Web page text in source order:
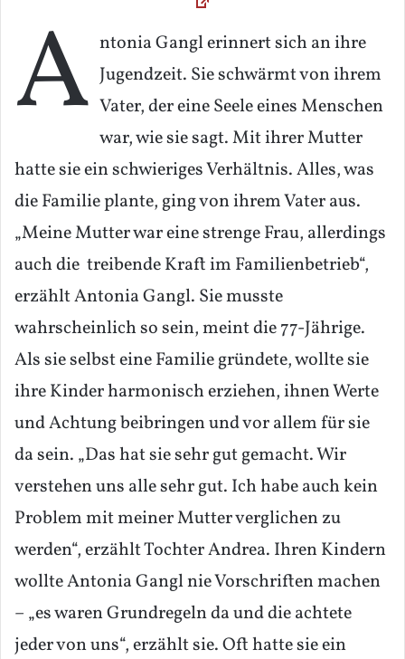
A ntonia Gangl erinnert sich an ihre
Jugendzeit. Sie schwärmt von ihrem
Vater, der eine Seele eines Menschen
war, wie sie sagt. Mit ihrer Mutter
hatte sie ein schwieriges Verhältnis. Alles, was
die Familie plante, ging von ihrem Vater aus.
„Meine Mutter war eine strenge Frau, allerdings
auch die treibende Kraft im Familienbetrieb“,
erzählt Antonia Gangl. Sie musste
wahrscheinlich so sein, meint die 77-Jährige.
Als sie selbst eine Familie gründete, wollte sie
ihre Kinder harmonisch erziehen, ihnen Werte
und Achtung beibringen und vor allem für sie
da sein. „Das hat sie sehr gut gemacht. Wir
verstehen uns alle sehr gut. Ich habe auch kein
Problem mit meiner Mutter verglichen zu
werden“, erzählt Tochter Andrea. Ihren Kindern
wollte Antonia Gangl nie Vorschriften machen
– „es waren Grundregeln da und die achtete
jeder von uns“, erzählt sie. Oft hatte sie ein